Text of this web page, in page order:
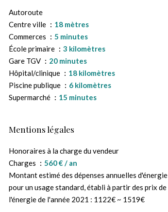
Autoroute
Centre ville
18 mètres
Commerces
5 minutes
École primaire
3 kilomètres
Gare TGV
20 minutes
Hôpital/clinique
18 kilomètres
Piscine publique
6 kilomètres
Supermarché
15 minutes
Mentions légales
Honoraires à la charge du vendeur
Charges
560 € / an
Montant estimé des dépenses annuelles d'énergie
pour un usage standard, établi à partir des prix de
l'énergie de l'année 2021 : 1122€ ~ 1519€